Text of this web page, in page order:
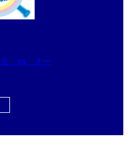
会 vs オー